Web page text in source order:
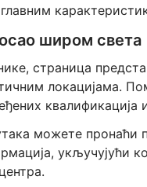
широм света
страница
локацијама.
можете
укључујући